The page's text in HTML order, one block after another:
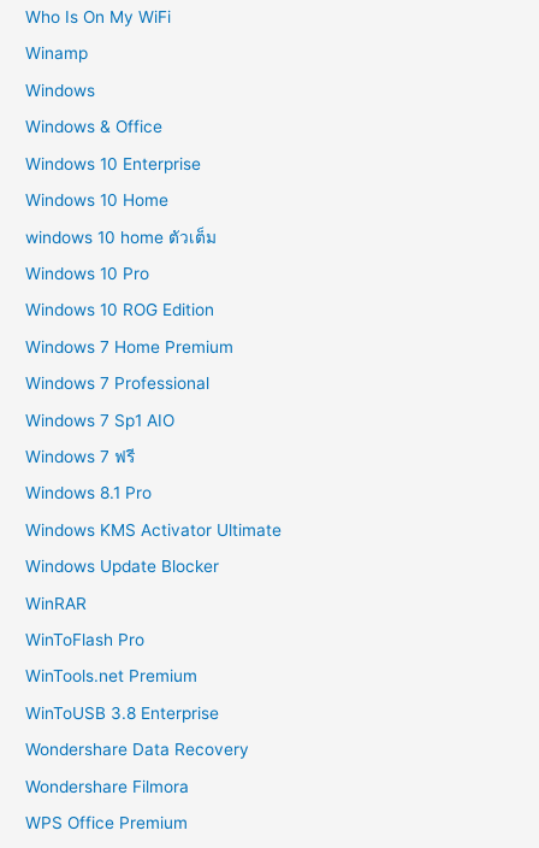
Who Is On My WiFi
Winamp
Windows
Windows & Office
Windows 10 Enterprise
Windows 10 Home
windows 10 home ตัวเต็ม
Windows 10 Pro
Windows 10 ROG Edition
Windows 7 Home Premium
Windows 7 Professional
Windows 7 Sp1 AIO
Windows 7 ฟรี
Windows 8.1 Pro
Windows KMS Activator Ultimate
Windows Update Blocker
WinRAR
WinToFlash Pro
WinTools.net Premium
WinToUSB 3.8 Enterprise
Wondershare Data Recovery
Wondershare Filmora
WPS Office Premium